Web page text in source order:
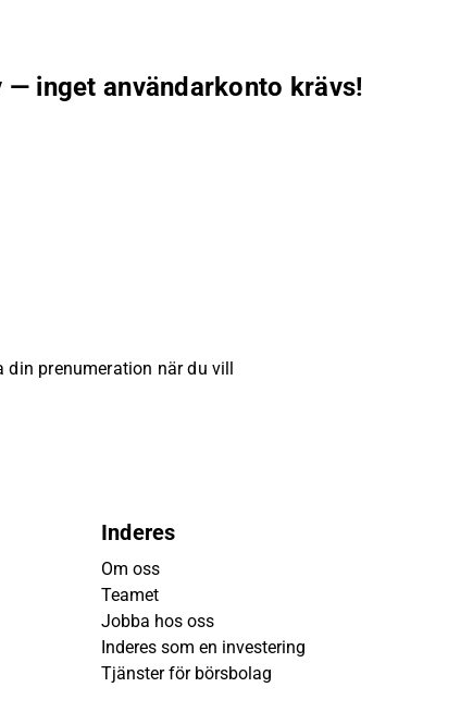
inget användarkonto krävs!
din prenumeration när du vill
Inderes
Om oss
Teamet
Jobba hos oss
Inderes som en investering
Tjänster för börsbolag